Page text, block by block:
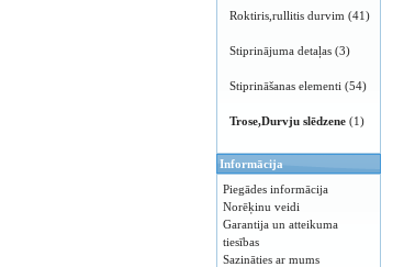
Roktiris,rullitis durvim (41)
Stiprinājuma detaļas (3)
Stiprināšanas elementi (54)
Trose,Durvju slēdzene (1)
Informācija
Piegādes informācija
Norēķinu veidi
Garantija un atteikuma
tiesības
Sazināties ar mums